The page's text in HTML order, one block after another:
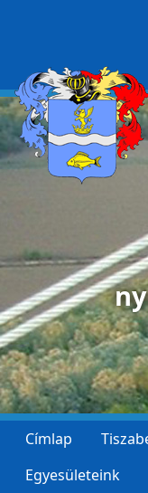
Címlap
Egyesületeink